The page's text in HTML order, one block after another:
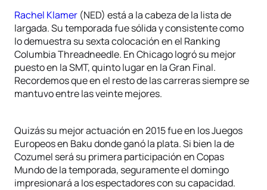
Rachel Klamer (NED) está a la cabeza de la lista de
largada. Su temporada fue sólida y consistente como
lo demuestra su sexta colocación en el Ranking
Columbia Threadneedle. En Chicago logró su mejor
puesto en la SMT, quinto lugar en la Gran Final.
Recordemos que en el resto de las carreras siempre se
mantuvo entre las veinte mejores.
Quizás su mejor actuación en 2015 fue en los Juegos
Europeos en Baku donde ganó la plata. Si bien la de
Cozumel será su primera participación en Copas
Mundo de la temporada, seguramente el domingo
impresionará a los espectadores con su capacidad.